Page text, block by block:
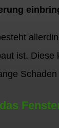
ist. Diese
Schaden